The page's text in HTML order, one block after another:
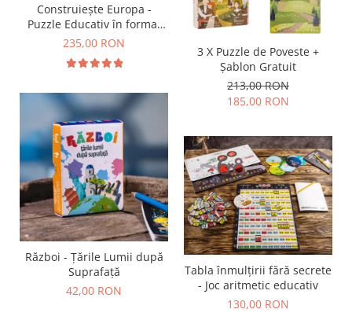
Construiește Europa -
Puzzle Educativ în format
mare - Țări, Relief, Steaguri
235,00 RON
3 X Puzzle de Poveste +
Șablon Gratuit
213,00 RON
185,00 RON
Război - Țările Lumii după
Suprafață
42,00 RON
Tabla înmulțirii fără secrete
- Joc aritmetic educativ
130,00 RON